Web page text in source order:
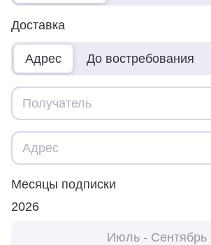
Доставка
Адрес До востребования
Месяцы подписки
2026
Июль - Сентябрь